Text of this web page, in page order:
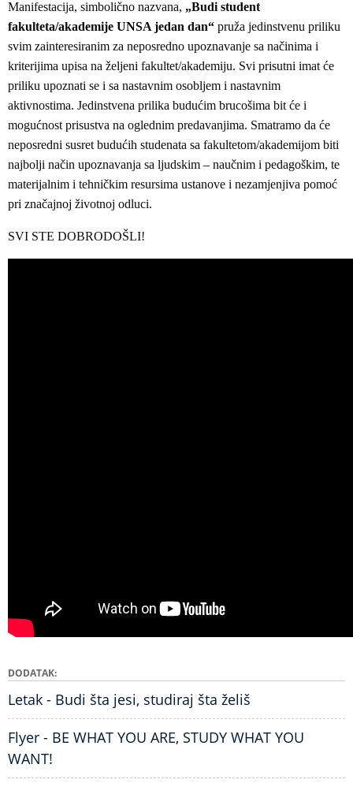
Manifestacija, simbolično nazvana, „Budi student
fakulteta/akademije UNSA jedan dan“ pruža jedinstvenu priliku
svim zainteresiranim za neposredno upoznavanje sa načinima i
kriterijima upisa na željeni fakultet/akademiju. Svi prisutni imat će
priliku upoznati se i sa nastavnim osobljem i nastavnim
aktivnostima. Jedinstvena prilika budućim brucošima bit će i
mogućnost prisustva na oglednim predavanjima. Smatramo da će
neposredni susret budućih studenata sa fakultetom/akademijom biti
najbolji način upoznavanja sa ljudskim – naučnim i pedagoškim, te
materijalnim i tehničkim resursima ustanove i nezamjenjiva pomoć
pri značajnoj životnoj odluci.
SVI STE DOBRODOŠLI!
DODATAK
Letak - Budi šta jesi, studiraj šta želiš
Flyer - BE WHAT YOU ARE, STUDY WHAT YOU
WANT!